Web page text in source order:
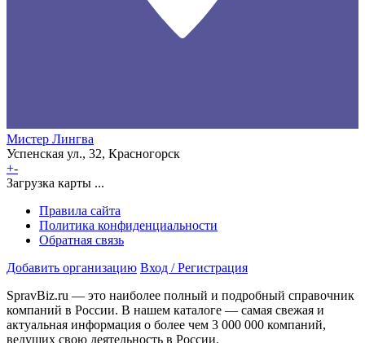
Мистер Лингва
Успенская ул., 32, Красногорск
+-
Загрузка карты ...
Правила сайта
Политика конфиденциальности
Обратная связь
Добавить организацию Вход / Регистрация
SpravBiz.ru — это наиболее полный и подробный справочник
компаний в России. В нашем каталоге — самая свежая и
актуальная информация о более чем 3 000 000 компаний,
ведущих свою деятельность в России.